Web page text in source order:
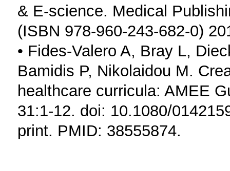
& E-science. Medical
(ISBN 978-960-243-682-0)
• Fides-Valero A, Bray L,
Bamidis P, Nikolaidou M.
healthcare curricula: AMEE
31:1-12. doi: 10.1080/
print. PMID: 38555874.